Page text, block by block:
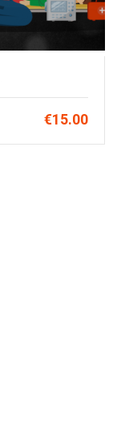
€15.00